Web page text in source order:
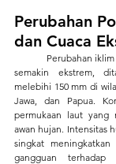
Perubahan
dan Cuaca
Perubahan
semakin ekstrem,
melebihi 150 mm di
Jawa, dan Papua.
permukaan laut yang
awan hujan. Intensitas
singkat
gangguan terhadap